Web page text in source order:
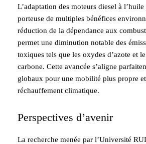
L’adaptation des moteurs diesel à
porteuse de multiples bénéfices
réduction de la dépendance aux
permet une diminution notable des
toxiques tels que les oxydes d’azote et
carbone. Cette avancée s’aligne
globaux pour une mobilité plus propre
réchauffement climatique.
Perspectives d’avenir
La recherche menée par l’Université